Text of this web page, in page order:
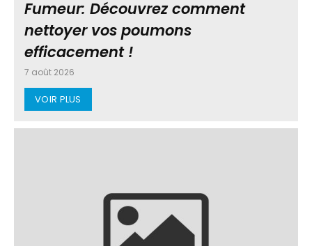
Fumeur: Découvrez comment
nettoyer vos poumons
efficacement !
7 août 2026
VOIR PLUS